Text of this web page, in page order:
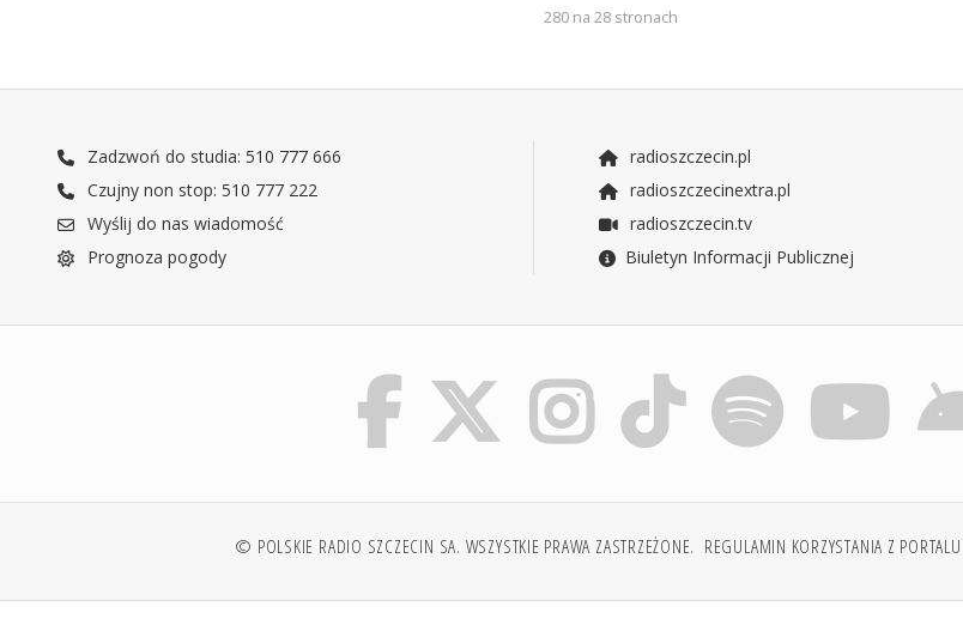
280 na 28 stronach
Zadzwoń do studia: 510 777 666
Czujny non stop: 510 777 222
Wyślij do nas wiadomość
Prognoza pogody
radioszczecin.pl
radioszczecinextra.pl
radioszczecin.tv
Biuletyn Informacji Publicznej
© POLSKIE RADIO SZCZECIN SA. WSZYSTKIE PRAWA ZASTRZEŻONE. REGULAMIN KORZYSTANIA Z PORTALU